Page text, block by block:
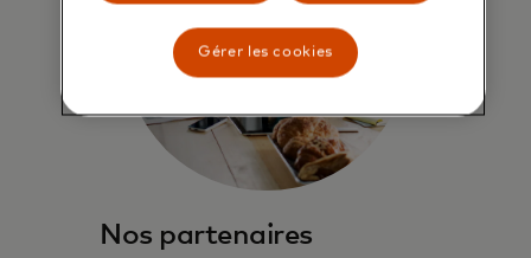
Nos partenaires
Gérer les cookies